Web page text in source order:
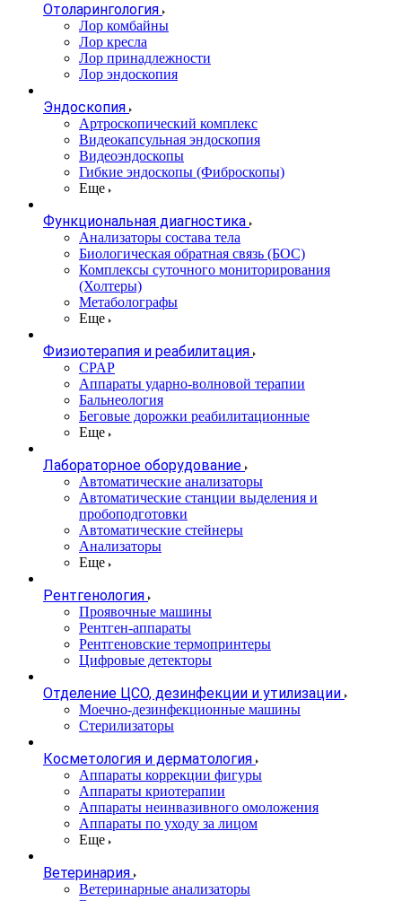
Отоларингология
Лор комбайны
Лор кресла
Лор принадлежности
Лор эндоскопия
Эндоскопия
Артроскопический комплекс
Видеокапсульная эндоскопия
Видеоэндоскопы
Гибкие эндоскопы (Фиброcкопы)
Еще
Функциональная диагностика
Анализаторы состава тела
Биологическая обратная связь (БОС)
Комплексы суточного мониторирования
(Холтеры)
Метаболографы
Еще
Физиотерапия и реабилитация
CPAP
Аппараты ударно-волновой терапии
Бальнеология
Беговые дорожки реабилитационные
Еще
Лабораторное оборудование
Автоматические анализаторы
Автоматические станции выделения и
пробоподготовки
Автоматические стейнеры
Анализаторы
Еще
Рентгенология
Проявочные машины
Рентген-аппараты
Рентгеновские термопринтеры
Цифровые детекторы
Отделение ЦСО, дезинфекции и утилизации
Моечно-дезинфекционные машины
Стерилизаторы
Косметология и дерматология
Аппараты коррекции фигуры
Аппараты криотерапии
Аппараты неинвазивного омоложения
Аппараты по уходу за лицом
Еще
Ветеринария
Ветеринарные анализаторы